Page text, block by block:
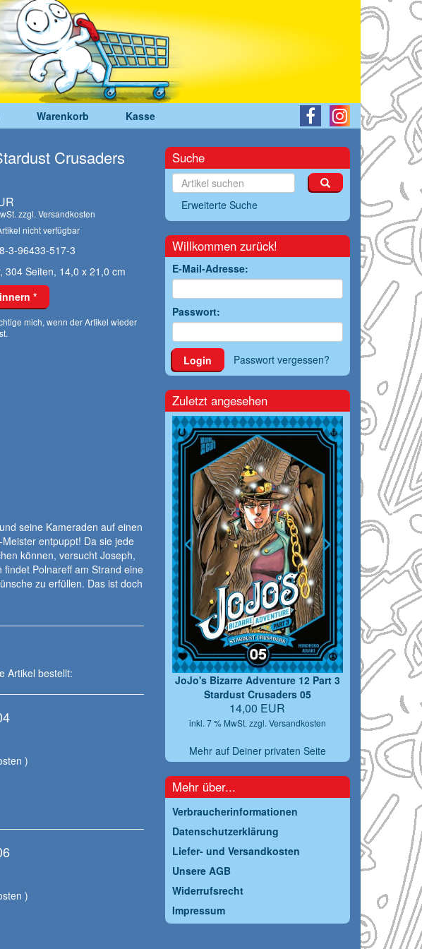
Warenkorb Kasse
Crusaders
zzgl. Versandkosten
nicht verfügbar
3-96433-517-3
304 Seiten, 14,0 x 21,0 cm
*
mich, wenn der Artikel wieder
seine Kameraden auf einen
entpuppt! Da sie jede
können, versucht Joseph,
Polnareff am Strand eine
zu erfüllen. Das ist doch
Artikel bestellt:
)
)
Suche
Erweiterte Suche
Willkommen zurück!
E-Mail-Adresse:
Passwort:
Login Passwort vergessen?
Zuletzt angesehen
JoJo's Bizarre Adventure 12 Part 3
Stardust Crusaders 05
14,00 EUR
inkl. 7 % MwSt. zzgl. Versandkosten
Mehr auf Deiner privaten Seite
Mehr über...
Verbraucherinformationen
Datenschutzerklärung
Liefer- und Versandkosten
Unsere AGB
Widerrufsrecht
Impressum